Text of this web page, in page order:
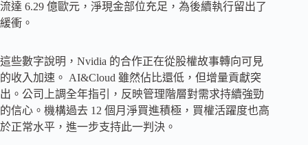
流達 6.29 億歐元，淨現金部位充足，為後續執行留出了
緩衝。
這些數字說明，Nvidia 的合作正在從股權故事轉向可見
的收入加速。 AI&Cloud 雖然佔比還低，但增量貢獻突
出。公司上調全年指引，反映管理階層對需求持續強勁
的信心。機構過去 12 個月淨買進積極，買權活躍度也高
於正常水平，進一步支持此一判決。